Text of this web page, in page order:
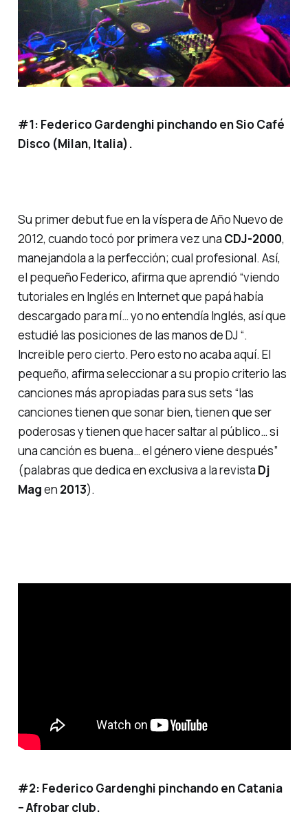
#1: Federico Gardenghi pinchando en Sio Café
Disco (Milan, Italia).
Su primer debut fue en la víspera deAño Nuevo de
2012, cuando tocó por primera vez una CDJ-2000,
manejandola a la perfección; cual profesional. Así,
el pequeño Federico, afirma que aprendió “viendo
tutoriales en Inglés en Internet que papá había
descargado para mí… yo no entendía Inglés, así que
estudié las posiciones de las manos de DJ “.
Increible pero cierto. Pero esto no acaba aquí. El
pequeño, afirma seleccionar a su propio criterio las
canciones más apropiadas para sus sets “las
canciones tienen que sonar bien, tienen que ser
poderosas y tienen que hacer saltar al público… si
una canción es buena… el género viene después”
(palabras que dedica en exclusiva a la revista Dj
Magen 2013).
#2: Federico Gardenghi pinchando en Catania
– Afrobar club.